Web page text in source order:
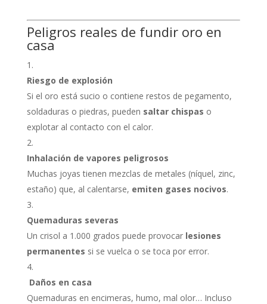
Peligros reales de fundir oro en
casa
Riesgo de explosión
Si el oro está sucio o contiene restos de pegamento,
soldaduras o piedras, pueden saltar chispas o
explotar al contacto con el calor.
Inhalación de vapores peligrosos
Muchas joyas tienen mezclas de metales (níquel, zinc,
estaño) que, al calentarse, emiten gases nocivos.
Quemaduras severas
Un crisol a 1.000 grados puede provocar lesiones
permanentes si se vuelca o se toca por error.
️ Daños en casa
Quemaduras en encimeras, humo, mal olor… Incluso